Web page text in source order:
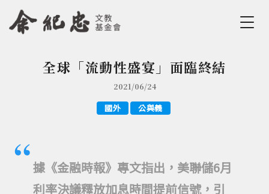
Jump to Navigation
Jump to Main content
您在這裡全球「流動性盛宴」面臨終結
2021/06/24
國外 公與義
據《金融時報》專文指出，美聯儲6月
利率決議釋放加息時間提前信號，引